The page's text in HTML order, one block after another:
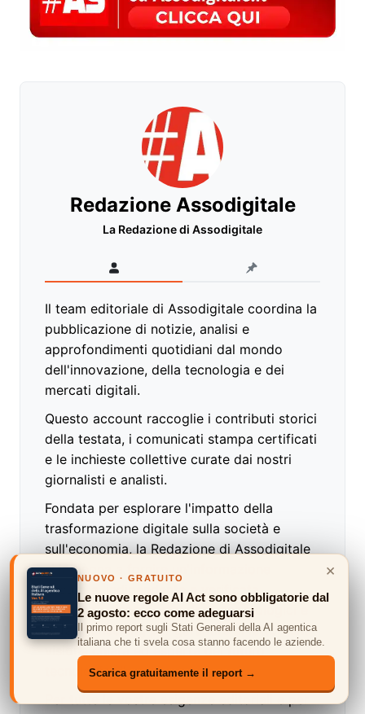
Redazione Assodigitale
La Redazione di Assodigitale
Il team editoriale di Assodigitale coordina la
pubblicazione di notizie, analisi e
approfondimenti quotidiani dal mondo
dell'innovazione, della tecnologia e dei
mercati digitali.
Questo account raccoglie i contributi storici
della testata, i comunicati stampa certificati
e le inchieste collettive curate dai nostri
giornalisti e analisti.
Fondata per esplorare l'impatto della
trasformazione digitale sulla società e
sull'economia, la Redazione di Assodigitale
si impegna a fornire un'informazione
accurata, indipendente e verificata,
seguendo rigorosi standard deontologici e
di fact-checking per garantire ai lettori una
visione chiara ed esperta del futuro
tecnologico."
Per tutte le vostre esigenze editoriali e per
×
NUOVO · GRATUITO
Le nuove regole AI Act sono obbligatorie dal
2 agosto: ecco come adeguarsi
Il primo report sugli Stati Generali della AI agentica
italiana che ti svela cosa stanno facendo le aziende.
Scarica gratuitamente il report →